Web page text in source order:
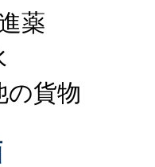
薬
の貨物